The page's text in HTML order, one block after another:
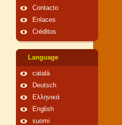
Contacto
Enlaces
Créditos
Language
català
Deutsch
Ελληνικά
English
suomi